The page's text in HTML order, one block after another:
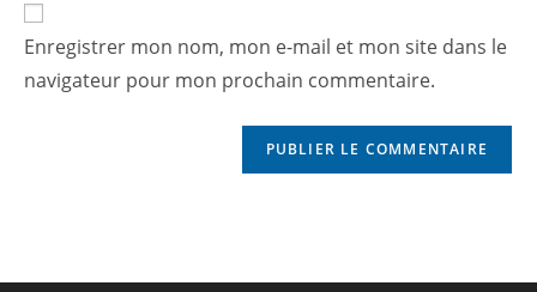
Enregistrer mon nom, mon e-mail et mon site dans le
navigateur pour mon prochain commentaire.